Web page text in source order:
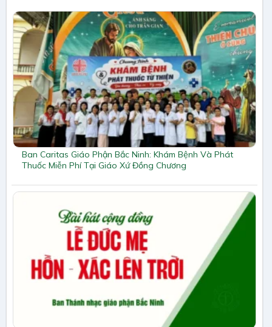
Ban Caritas Giáo Phận Bắc Ninh: Khám Bệnh Và Phát
Thuốc Miễn Phí Tại Giáo Xứ Đồng Chương